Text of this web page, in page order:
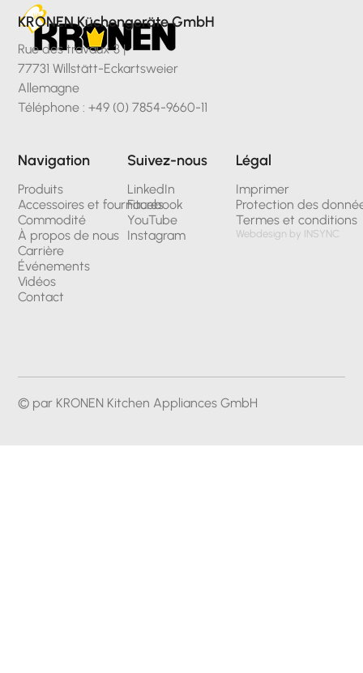
© par KRONEN Kitchen Appliances GmbH
KRONEN Küchengeräte GmbH
Rue des travaux 3 |
77731 Willstätt-Eckartsweier
Allemagne
Téléphone : +49 (0) 7854-9660-11
Navigation
Produits
Accessoires et fournitures
Commodité
À propos de nous
Carrière
Événements
Vidéos
Contact
Suivez-nous
LinkedIn
Facebook
YouTube
Instagram
Légal
Imprimer
Protection des
Termes et conditions
Webdesign by INSYNC